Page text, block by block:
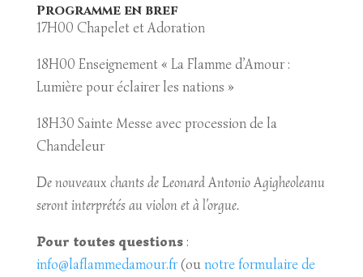
Programme en bref
17H00 Chapelet et Adoration
18H00 Enseignement « La Flamme d’Amour :
Lumière pour éclairer les nations »
18H30 Sainte Messe avec procession de la
Chandeleur
De nouveaux chants de Leonard Antonio Agigheoleanu
seront interprétés au violon et à l’orgue.
Pour toutes questions:
info@laflammedamour.fr(ounotre formulaire de